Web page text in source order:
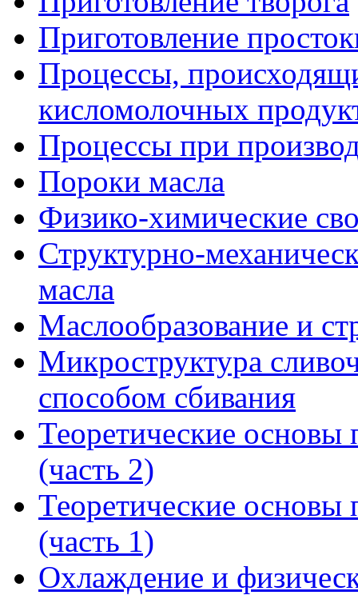
Приготовление
Процессы,
кисломолочных
Процессы при
Пороки масла
Физико-химические
Структурно-
масла
Маслообразование и
Микроструктура
способом сбивания
Теоретические основы
(часть 2)
Теоретические основы
(часть 1)
Охлаждение и